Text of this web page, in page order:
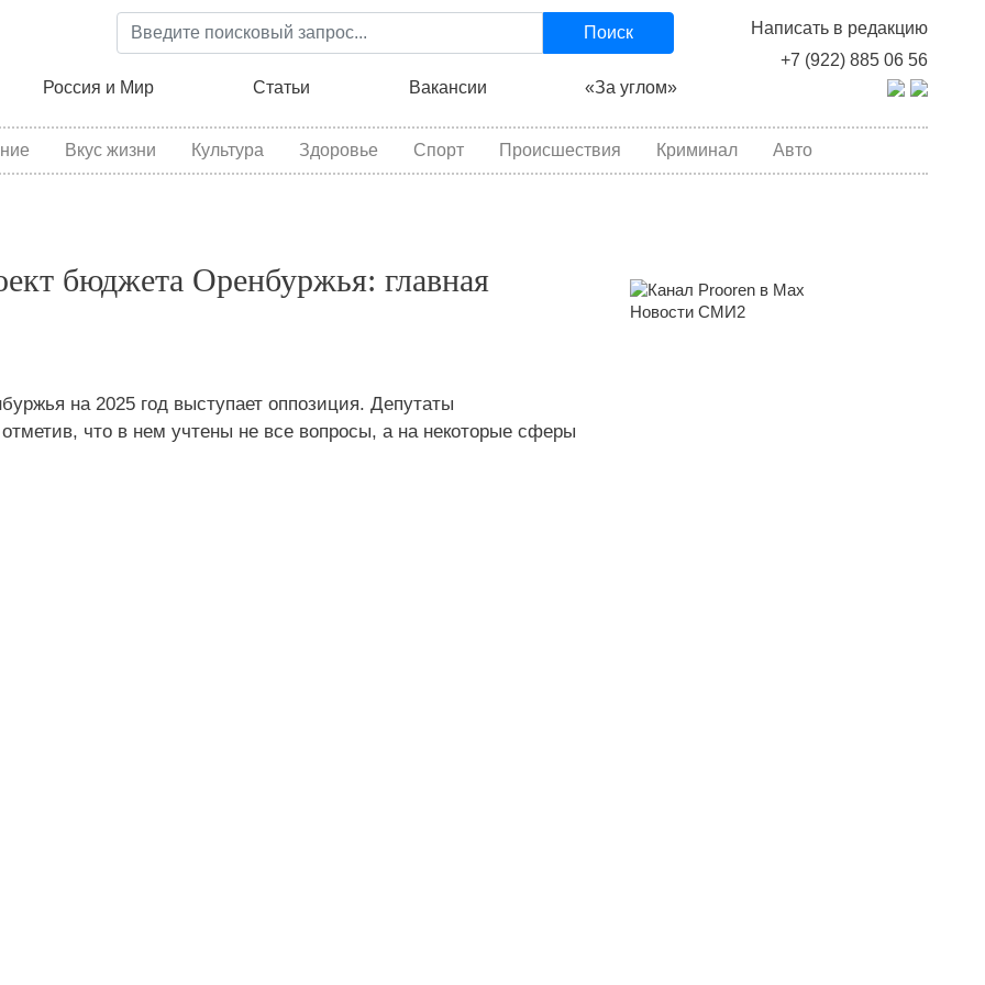
Перейти
к
содержанию
Написать в редакцию
+7 (922) 885 06 56
Поиск
Россия и Мир Статьи Вакансии «За углом»
Вкус жизни Культура Здоровье Спорт Происшествия Криминал Авто
бюджета Оренбуржья: главная
на 2025 год выступает оппозиция. Депутаты
что в нем учтены не все вопросы, а на некоторые сферы
Новости СМИ2